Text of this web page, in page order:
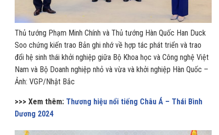
Thủ tướng Phạm Minh Chính và Thủ tướng Hàn Quốc Han Duck
Soo chứng kiến trao Bản ghi nhớ về hợp tác phát triển và trao
đổi hệ sinh thái khởi nghiệp giữa Bộ Khoa học và Công nghệ Việt
Nam và Bộ Doanh nghiệp nhỏ và vừa và khởi nghiệp Hàn Quốc –
Ảnh: VGP/Nhật Bắc
>>> Xem thêm: Thương hiệu nổi tiếng Châu Á – Thái Bình
Dương 2024